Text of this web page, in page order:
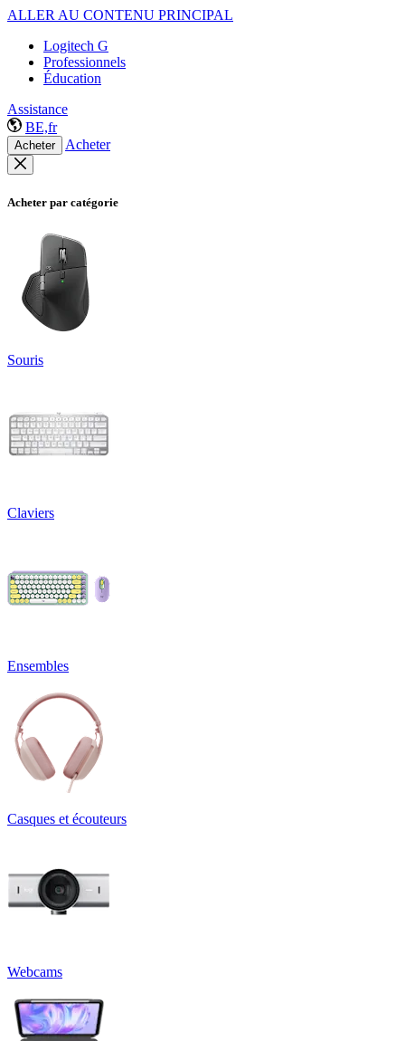
ALLER AU CONTENU PRINCIPAL
Logitech G
Professionnels
Éducation
Assistance
BE,fr
Acheter Acheter
Acheter par catégorie
Souris
Claviers
Ensembles
Casques et écouteurs
Webcams